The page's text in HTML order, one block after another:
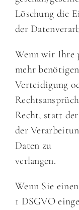
Löschung die
der
Wenn wir Ihre
mehr
Verteidigung
Recht, statt
der
Daten zu
verlangen.
Wenn Sie
1 DSGVO